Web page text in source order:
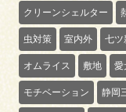
クリーンシェルター
虫対策 室内外 七ツ
オムライス 敷地 愛
モチベーション 静岡